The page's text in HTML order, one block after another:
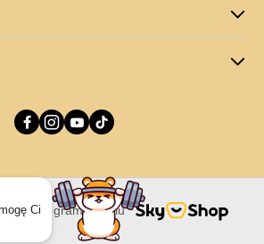
Ci
na oprogramowaniu